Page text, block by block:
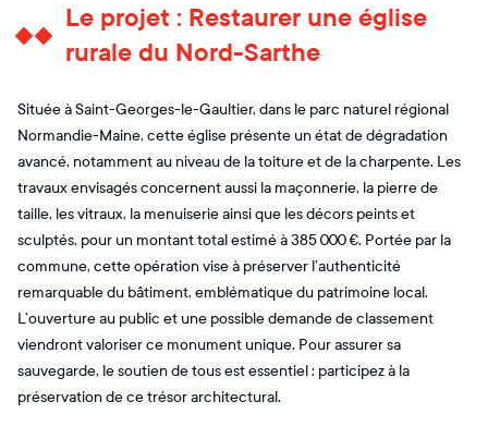
Le projet : Restaurer une église
rurale du Nord-Sarthe
Située à Saint-Georges-le-Gaultier, dans le parc naturel régional
Normandie-Maine, cette église présente un état de dégradation
avancé, notamment au niveau de la toiture et de la charpente. Les
travaux envisagés concernent aussi la maçonnerie, la pierre de
taille, les vitraux, la menuiserie ainsi que les décors peints et
sculptés, pour un montant total estimé à 385 000 €. Portée par la
commune, cette opération vise à préserver l’authenticité
remarquable du bâtiment, emblématique du patrimoine local.
L’ouverture au public et une possible demande de classement
viendront valoriser ce monument unique. Pour assurer sa
sauvegarde, le soutien de tous est essentiel : participez à la
préservation de ce trésor architectural.